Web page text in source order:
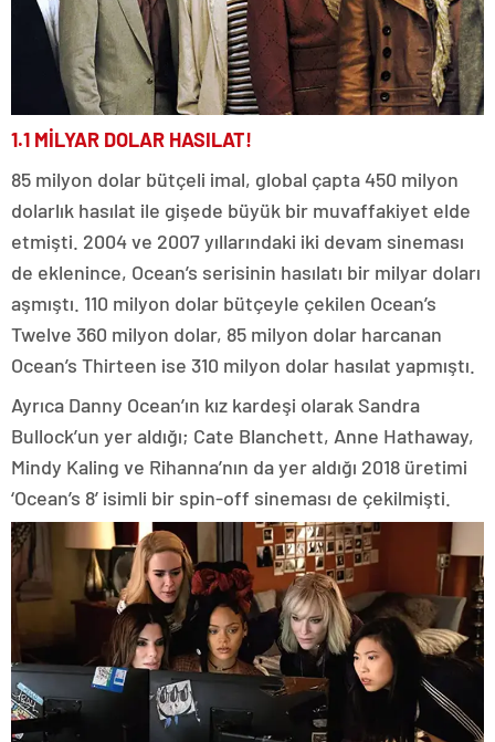
1.1 MİLYAR DOLAR HASILAT!
85 milyon dolar bütçeli imal, global çapta 450 milyon
dolarlık hasılat ile gişede büyük bir muvaffakiyet elde
etmişti. 2004 ve 2007 yıllarındaki iki devam sineması
de eklenince, Ocean’s serisinin hasılatı bir milyar doları
aşmıştı. 110 milyon dolar bütçeyle çekilen Ocean’s
Twelve 360 milyon dolar, 85 milyon dolar harcanan
Ocean’s Thirteen ise 310 milyon dolar hasılat yapmıştı.
Ayrıca Danny Ocean’ın kız kardeşi olarak Sandra
Bullock’un yer aldığı; Cate Blanchett, Anne Hathaway,
Mindy Kaling ve Rihanna’nın da yer aldığı 2018 üretimi
‘Ocean’s 8’ isimli bir spin-off sineması de çekilmişti.